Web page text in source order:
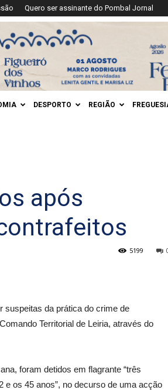
Quero ser assinante do Pombal Jornal
DESPORTO REGIÃO
após
5199
suspeitas da prática do crime de
Territorial de Leiria, através do
foram detidos em flagrante “três
os 45 anos”, no decurso de uma acção